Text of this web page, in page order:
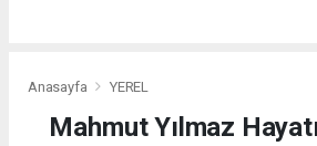
Anasayfa YEREL
Mahmut Yılmaz